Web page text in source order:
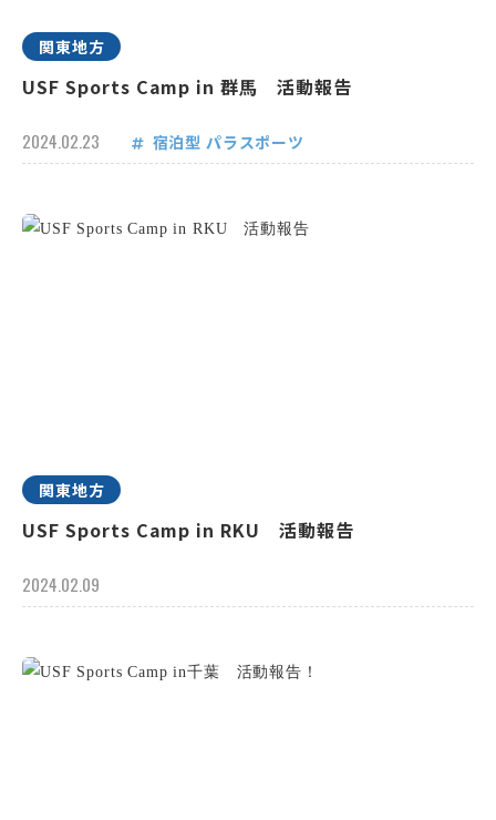
関東地方
USF Sports Camp in 群馬 活動報告
2024.02.23 宿泊型 パラスポーツ
関東地方
USF Sports Camp in RKU 活動報告
2024.02.09